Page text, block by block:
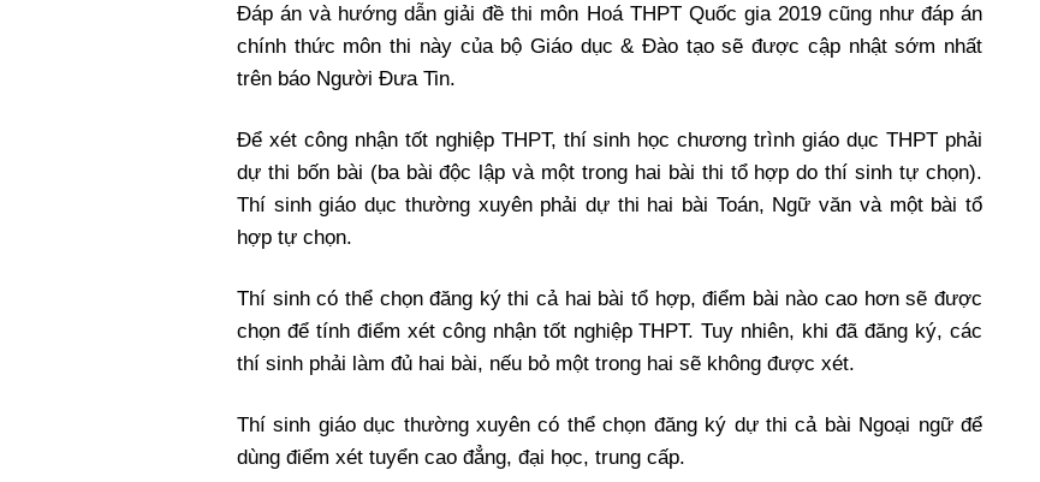
Đáp án và hướng dẫn giải đề thi môn Hoá THPT Quốc gia 2019 cũng như đáp án
chính thức môn thi này của bộ Giáo dục & Đào tạo sẽ được cập nhật sớm nhất
trên báo Người Đưa Tin.
Để xét công nhận tốt nghiệp THPT, thí sinh học chương trình giáo dục THPT phải
dự thi bốn bài (ba bài độc lập và một trong hai bài thi tổ hợp do thí sinh tự chọn).
Thí sinh giáo dục thường xuyên phải dự thi hai bài Toán, Ngữ văn và một bài tổ
hợp tự chọn.
Thí sinh có thể chọn đăng ký thi cả hai bài tổ hợp, điểm bài nào cao hơn sẽ được
chọn để tính điểm xét công nhận tốt nghiệp THPT. Tuy nhiên, khi đã đăng ký, các
thí sinh phải làm đủ hai bài, nếu bỏ một trong hai sẽ không được xét.
Thí sinh giáo dục thường xuyên có thể chọn đăng ký dự thi cả bài Ngoại ngữ để
dùng điểm xét tuyển cao đẳng, đại học, trung cấp.